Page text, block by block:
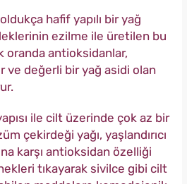
hafif yapılı bir yağ
ezilme ile üretilen bu
oranda antioksidanlar,
ve değerli bir yağ asidi olan
ile cilt üzerinde çok az bir
çekirdeği yağı, yaşlandırıcı
karşı antioksidan özelliği
tıkayarak sivilce gibi cilt